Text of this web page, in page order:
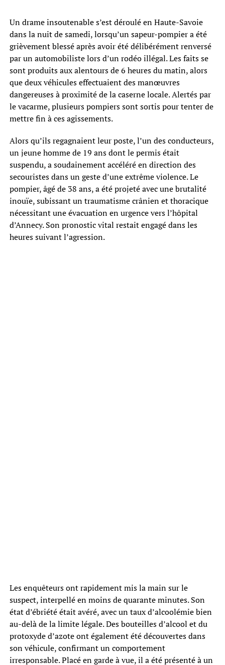
Un drame insoutenable s’est déroulé en Haute-Savoie
dans la nuit de samedi, lorsqu’un sapeur-pompier a été
grièvement blessé après avoir été délibérément renversé
par un automobiliste lors d’un rodéo illégal. Les faits se
sont produits aux alentours de 6 heures du matin, alors
que deux véhicules effectuaient des manœuvres
dangereuses à proximité de la caserne locale. Alertés par
le vacarme, plusieurs pompiers sont sortis pour tenter de
mettre fin à ces agissements.
Alors qu’ils regagnaient leur poste, l’un des conducteurs,
un jeune homme de 19 ans dont le permis était
suspendu, a soudainement accéléré en direction des
secouristes dans un geste d’une extrême violence. Le
pompier, âgé de 38 ans, a été projeté avec une brutalité
inouïe, subissant un traumatisme crânien et thoracique
nécessitant une évacuation en urgence vers l’hôpital
d’Annecy. Son pronostic vital restait engagé dans les
heures suivant l’agression.
Les enquêteurs ont rapidement mis la main sur le
suspect, interpellé en moins de quarante minutes. Son
état d’ébriété était avéré, avec un taux d’alcoolémie bien
au-delà de la limite légale. Des bouteilles d’alcool et du
protoxyde d’azote ont également été découvertes dans
son véhicule, confirmant un comportement
irresponsable. Placé en garde à vue, il a été présenté à un